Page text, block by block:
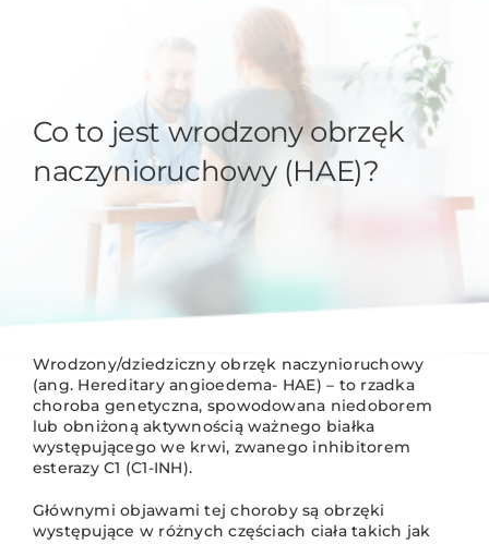
Co to jest wrodzony obrzęk
naczynioruchowy (HAE)?
Wrodzony/dziedziczny obrzęk naczynioruchowy
(ang. Hereditary angioedema- HAE) – to rzadka
choroba genetyczna, spowodowana niedoborem
lub obniżoną aktywnością ważnego białka
występującego we krwi, zwanego inhibitorem
esterazy C1 (C1-INH).
Głównymi objawami tej choroby są obrzęki
występujące w różnych częściach ciała takich jak